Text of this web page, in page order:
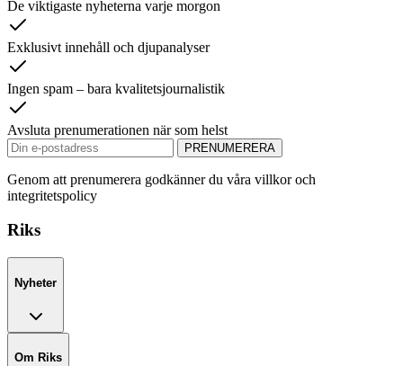
De viktigaste nyheterna varje morgon
Exklusivt innehåll och djupanalyser
Ingen spam – bara kvalitetsjournalistik
Avsluta prenumerationen när som helst
PRENUMERERA
Genom att prenumerera godkänner du våra villkor och
integritetspolicy
Riks
Nyheter
Om Riks